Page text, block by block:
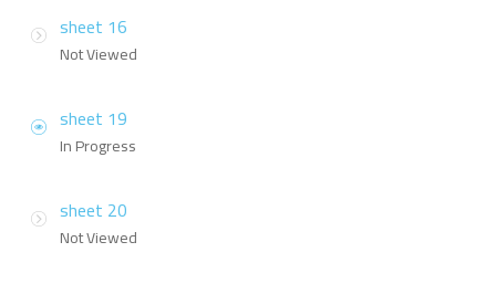
sheet 16
Not Viewed
sheet 19
In Progress
sheet 20
Not Viewed